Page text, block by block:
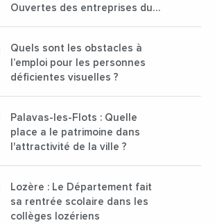
Ouvertes des entreprises du
Quels sont les obstacles à
l’emploi pour les personnes
déficientes visuelles ?
Palavas-les-Flots : Quelle
place a le patrimoine dans
l'attractivité de la ville ?
Lozère : Le Département fait
sa rentrée scolaire dans les
collèges lozériens